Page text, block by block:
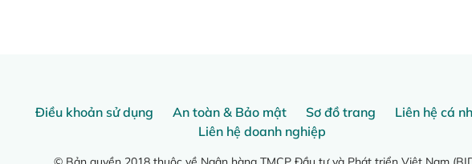
Điều khoản sử dụng An toàn & Bảo mật Sơ đồ trang
Liên hệ cá
Liên hệ doanh nghiệp